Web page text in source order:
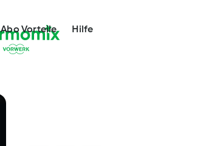
Abo Vorteile Hilfe